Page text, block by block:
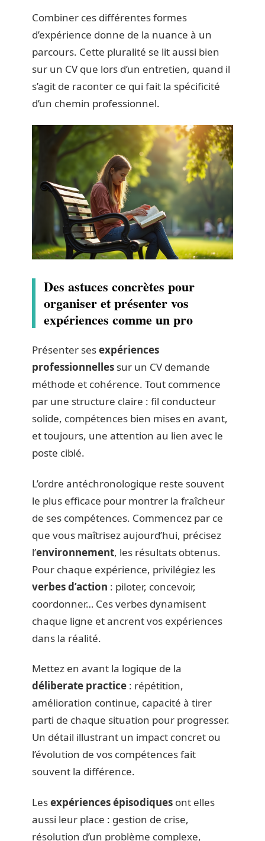
Combiner ces différentes formes
d’expérience donne de la nuance à un
parcours. Cette pluralité se lit aussi bien
sur un CV que lors d’un entretien, quand il
s’agit de raconter ce qui fait la spécificité
d’un chemin professionnel.
Des astuces concrètes pour
organiser et présenter vos
expériences comme un pro
Présenter sesexpériences
professionnelles sur un CV demande
méthode et cohérence. Tout commence
par une structure claire : fil conducteur
solide, compétences bien mises en avant,
et toujours, une attention au lien avec le
poste ciblé.
L’ordre antéchronologique reste souvent
le plus efficace pour montrer la fraîcheur
de ses compétences. Commencez par ce
que vous maîtrisez aujourd’hui, précisez
l’environnement, les résultats obtenus.
Pour chaque expérience, privilégiez les
verbes d’action : piloter, concevoir,
coordonner… Ces verbes dynamisent
chaque ligne et ancrent vos expériences
dans la réalité.
Mettez en avant la logique de la
déliberate practice : répétition,
amélioration continue, capacité à tirer
parti de chaque situation pour progresser.
Un détail illustrant un impact concret ou
l’évolution de vos compétences fait
souvent la différence.
Lesexpériences épisodiques ont elles
aussi leur place : gestion de crise,
résolution d’un problème complexe,